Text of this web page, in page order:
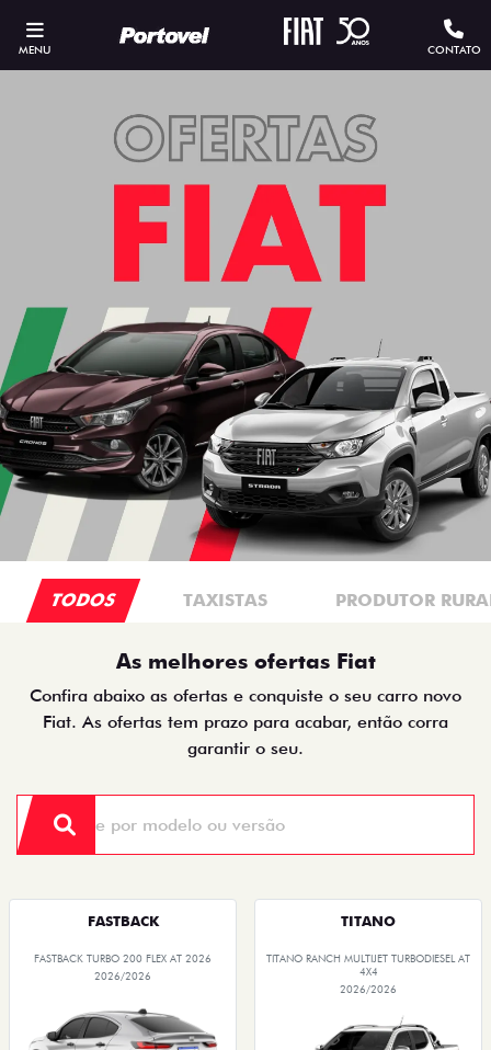
MENU CONTATO
TODOS TAXISTAS PRODUTOR
As melhores ofertas Fiat
Confira abaixo as ofertas e conquiste o seu carro novo
Fiat. As ofertas tem prazo para acabar, então corra
garantir o seu.
FASTBACK
FASTBACK TURBO 200 FLEX AT 2026
2026/2026
TITANO
TITANO RANCH MULTIJET TURBODIESEL AT
4X4
2026/2026